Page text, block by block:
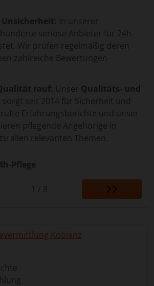
In unserer
seriöse Anbieter für 24h-
Wir prüfen regelmäßig deren
zahlreiche Bewertungen
rauf: Unser Qualitäts- und
sorgt seit 2014 für Sicherheit und
Erfahrungsberichte und unser
pflegende Angehörige in
allen relevanten Themen.
Pflege
1 / 8
Koblenz